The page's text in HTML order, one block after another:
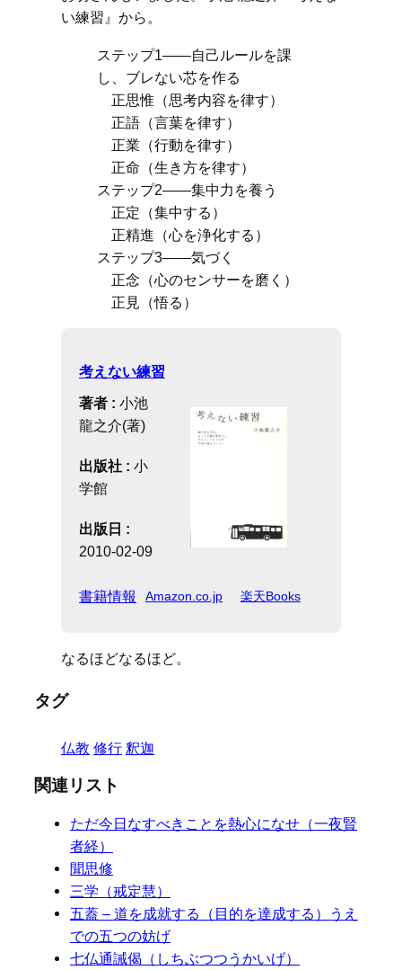
い練習』から。
ステップ1――自己ルールを課
し、ブレない芯を作る
正思惟（思考内容を律す）
正語（言葉を律す）
正業（行動を律す）
正命（生き方を律す）
ステップ2――集中力を養う
正定（集中する）
正精進（心を浄化する）
ステップ3――気づく
正念（心のセンサーを磨く）
正見（悟る）
考えない練習
著者 : 小池
龍之介(著)
出版社 : 小
学館
出版日 :
2010-02-09
書籍情報 Amazon.co.jp 楽天Books
なるほどなるほど。
タグ
仏教 修行 釈迦
関連リスト
ただ今日なすべきことを熱心になせ（一夜賢
者経）
聞思修
三学（戒定慧）
五蓋 – 道を成就する（目的を達成する）うえ
での五つの妨げ
七仏通誡偈（しちぶつつうかいげ）